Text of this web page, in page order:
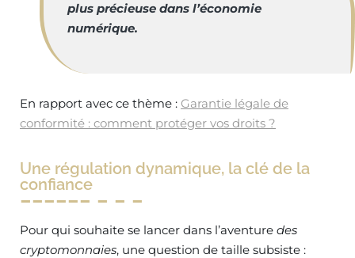
plus précieuse dans l’économie
numérique.
En rapport avec ce thème : Garantie légale de
conformité : comment protéger vos droits ?
Une régulation dynamique, la clé de la
confiance
Pour qui souhaite se lancer dans l’aventure des
cryptomonnaies, une question de taille subsiste :